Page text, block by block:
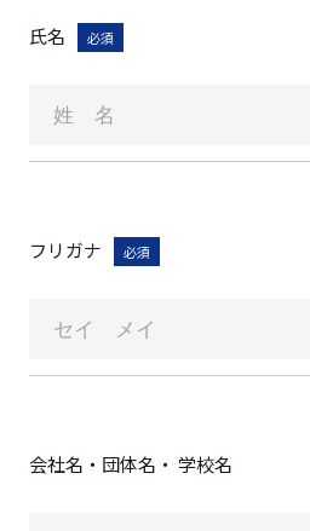
インフォメーション
採用情報
氏名 必須
フリガナ 必須
会社名・団体名・ 学校名